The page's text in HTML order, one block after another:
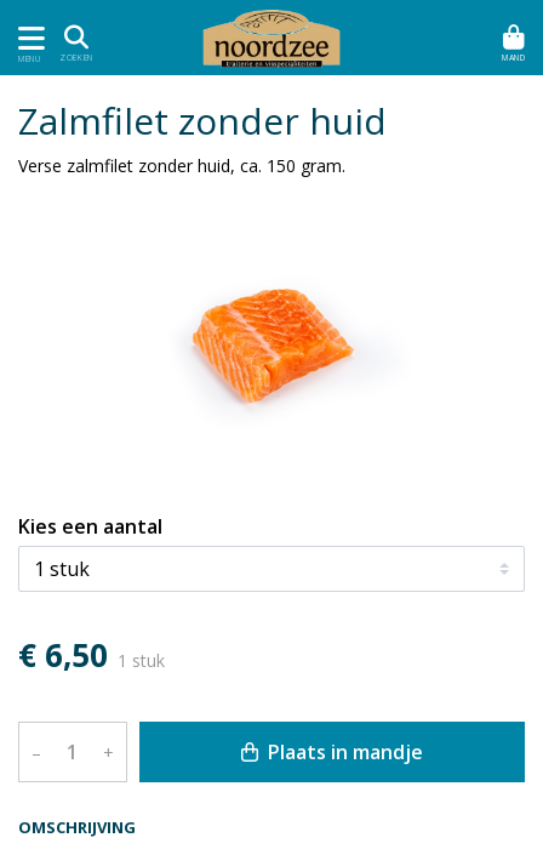
MENU ZOEKEN MAND
OMSCHRIJVING
Zalmfilet zonder huid
Verse zalmfilet zonder huid, ca. 150 gram.
Kies een aantal
€ 6,50 1 stuk
– + Plaats in mandje